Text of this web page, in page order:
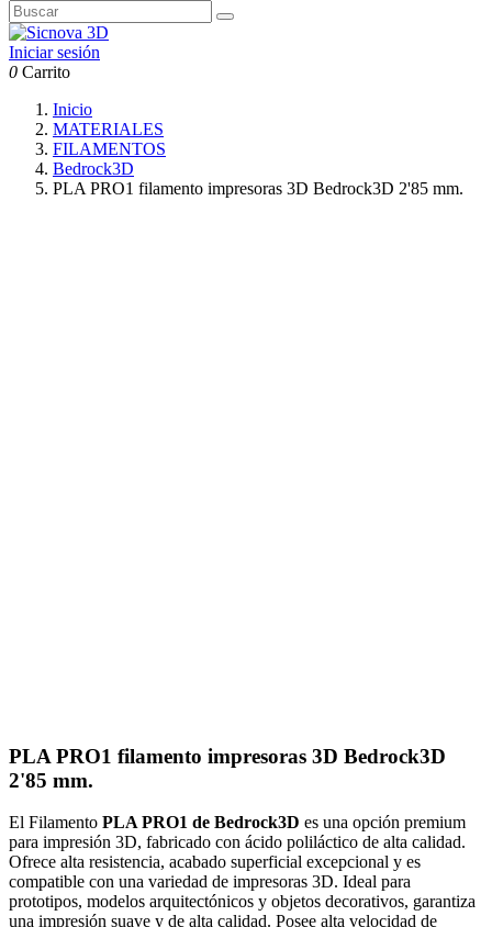
Iniciar sesión
0 Carrito
Inicio
MATERIALES
FILAMENTOS
Bedrock3D
PLA PRO1 filamento impresoras 3D Bedrock3D 2'85 mm.
PLA PRO1 filamento impresoras 3D Bedrock3D
2'85 mm.
El Filamento PLA PRO1 de Bedrock3D es una opción premium
para impresión 3D, fabricado con ácido poliláctico de alta calidad.
Ofrece alta resistencia, acabado superficial excepcional y es
compatible con una variedad de impresoras 3D. Ideal para
prototipos, modelos arquitectónicos y objetos decorativos, garantiza
una impresión suave y de alta calidad. Posee alta velocidad de